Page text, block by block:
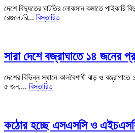
দেশে বিদ্যুতের ঘাটতির লোকসান কমাতে পাইকারি
রেগুলেটরি... বিস্তারিত
সারা দেশে বজ্রাঘাতে ১৪ জনের
দেশের বিভিন্ন স্থানে কালবৈশাখী ঝড় ও
৫ জন,... বিস্তারিত
কঠোর হচ্ছে এসএসসি ও